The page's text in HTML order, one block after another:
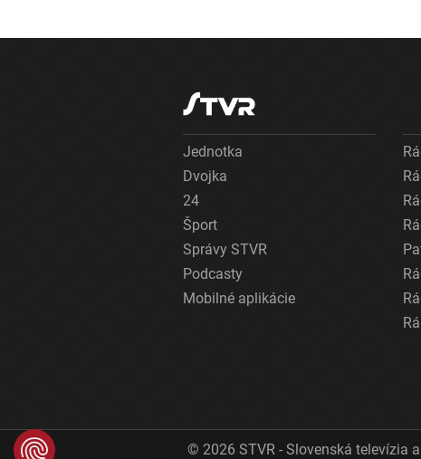
Jednotka
Dvojka
24
Šport
Správy STVR
Podcasty
Mobilné aplikácie
© 2026 STVR - Slovenská televízia